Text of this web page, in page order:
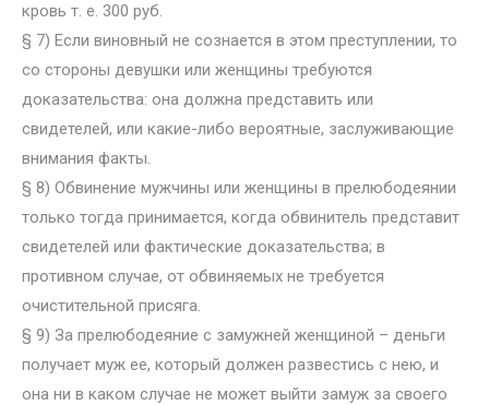
кровь т. е. 300 руб.
§ 7) Если виновный не сознается в этом преступлении, то
со стороны девушки или женщины требуются
доказательства: она должна представить или
свидетелей, или какие-либо вероятные, заслуживающие
внимания факты.
§ 8) Обвинение мужчины или женщины в прелюбодеянии
только тогда принимается, когда обвинитель представит
свидетелей или фактические доказательства; в
противном случае, от обвиняемых не требуется
очистительной присяга.
§ 9) За прелюбодеяние с замужней женщиной – деньги
получает муж ее, который должен развестись с нею, и
она ни в каком случае не может выйти замуж за своего